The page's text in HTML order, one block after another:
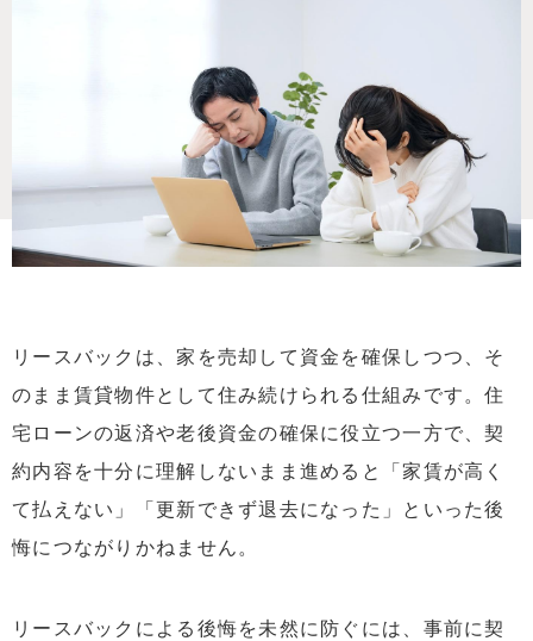
リースバックは、家を売却して資金を確保しつつ、そ
のまま賃貸物件として住み続けられる仕組みです。住
宅ローンの返済や老後資金の確保に役立つ一方で、契
約内容を十分に理解しないまま進めると「家賃が高く
て払えない」「更新できず退去になった」といった後
悔につながりかねません。
リースバックによる後悔を未然に防ぐには、事前に契